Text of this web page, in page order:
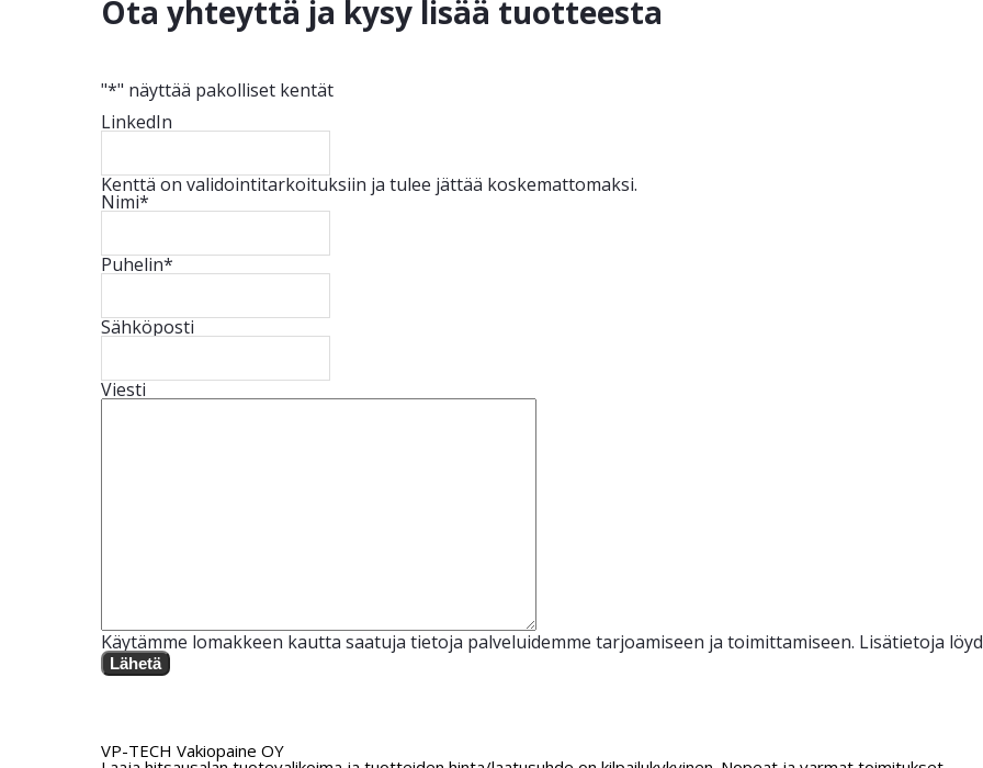
Ota yhteyttä ja kysy lisää tuotteesta
"*" näyttää pakolliset kentät
LinkedIn
Kenttä on validointitarkoituksiin ja tulee jättää koskemattomaksi.
Nimi*
Puhelin*
Sähköposti
Viesti
Käytämme lomakkeen kautta saatuja tietoja palveluidemme tarjoamiseen ja toimittamiseen. Lisätietoja
Lähetä
VP-TECH Vakiopaine OY